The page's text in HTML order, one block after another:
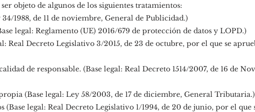
objeto de algunos de los siguientes tratamientos:
1988, de 11 de noviembre, General de Publicidad.)
legal: Reglamento (UE) 2016/679 de protección de datos y LOPD.)
Real Decreto Legislativo 3/2015, de 23 de octubre, por el que se
de responsable. (Base legal: Real Decreto 1514/2007, de 16 de
(Base legal: Ley 58/2003, de 17 de diciembre, General Tributaria.)
legal: Real Decreto Legislativo 1/1994, de 20 de junio, por el que